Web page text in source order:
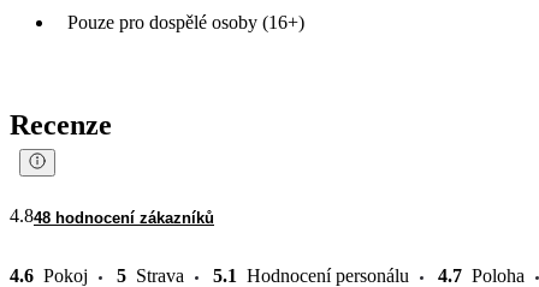
Pouze pro dospělé osoby (16+)
Recenze
4.848 hodnocení zákazníků
4.6 Pokoj 5 Strava 5.1 Hodnocení personálu 4.7 Poloha